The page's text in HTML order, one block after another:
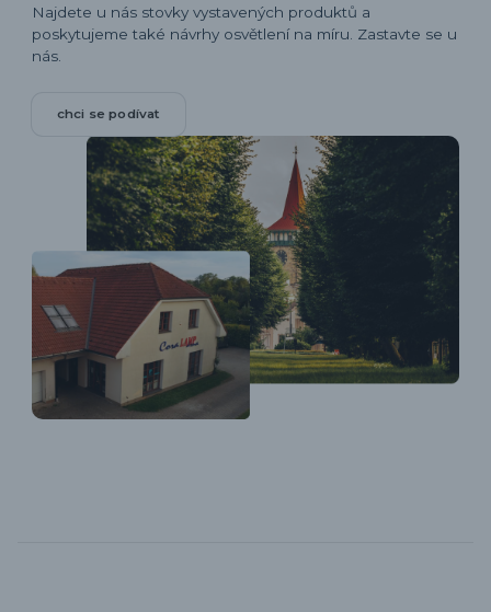
Najdete u nás stovky vystavených produktů a
poskytujeme také návrhy osvětlení na míru. Zastavte se u
nás.
chci se podívat